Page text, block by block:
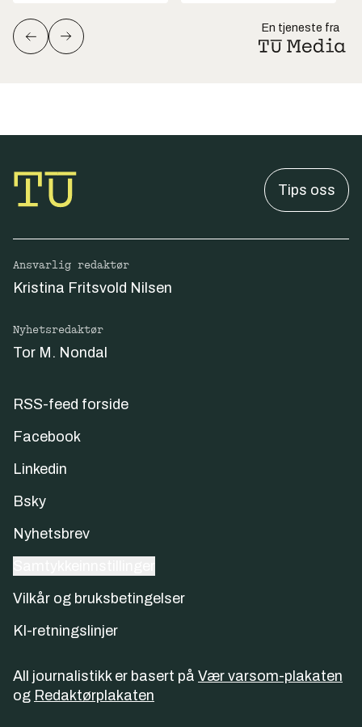
En tjeneste fra
Tips oss
Ansvarlig redaktør
Kristina Fritsvold Nilsen
Nyhetsredaktør
Tor M. Nondal
RSS-feed forside
Facebook
Linkedin
Bsky
Nyhetsbrev
Vilkår og bruksbetingelser
KI-retningslinjer
All journalistikk er basert på Vær varsom-plakaten
og Redaktørplakaten